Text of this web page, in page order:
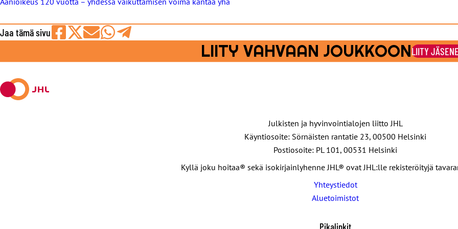
Jaa tämä sivu
LIITY VAHVAAN JOUKKOONLIITY
Julkisten ja hyvinvointialojen liitto JHL
Käyntiosoite: Sörnäisten rantatie 23, 00500 Helsinki
Postiosoite: PL 101, 00531 Helsinki
Kyllä joku hoitaa® sekä isokirjainlyhenne JHL® ovat JHL:lle rekisteröityjä
Yhteystiedot
Aluetoimistot